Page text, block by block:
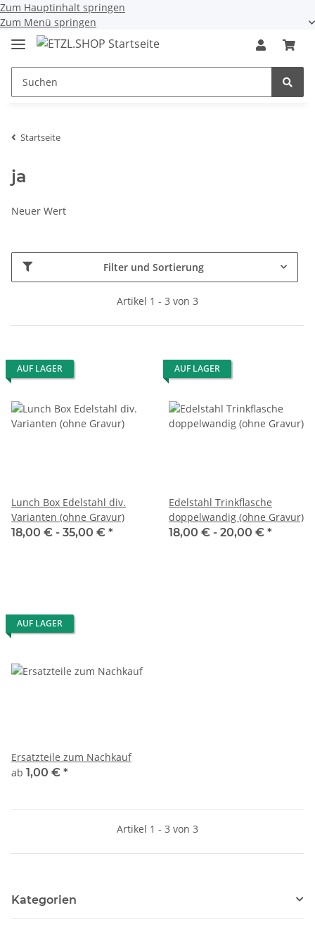
Zum Hauptinhalt springen
Zum Menü springen
Startseite
ja
Neuer Wert
Filter und Sortierung
Artikel 1 - 3 von 3
AUF LAGER
Lunch Box Edelstahl div.
Varianten (ohne Gravur)
18,00 € - 35,00 € *
AUF LAGER
Edelstahl Trinkflasche
doppelwandig (ohne Gravur)
18,00 € - 20,00 € *
AUF LAGER
Ersatzteile zum Nachkauf
ab 1,00 € *
Artikel 1 - 3 von 3
Kategorien